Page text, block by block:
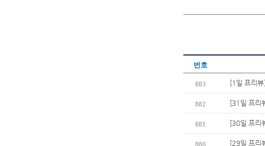
번호
883 [1일 프리
882 [31일 프리
881 [30일 프리
880 [29일 프리